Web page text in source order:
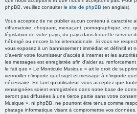
phpBB, veuillez consulterle site de phpBB (en anglais).
Vous acceptez de ne publier aucun contenu à caractère
diffamatoire, choquant, menaçant, pornographique, etc.
législation de votre pays, du pays dans lequel le serveur
hébergé ou encore la loi internationale. Si vous ne
vous exposez à un bannissement immédiat et définitif et
d’avertir votre fournisseur d’accès à internet et les
les messages est enregistrée afin d’aider au
le fait que « Le Monticule Musique » ait le droit de
verrouiller n’importe quel sujet et message à n’importe
nécessaire. En tant qu’utilisateur, vous acceptez que
renseignées soient enregistrées dans notre base de
seront pas diffusées à une tierce partie sans votre
Musique », ni phpBB, ne pourront être tenus comme
piratage informatique visant à compromettre vos données.